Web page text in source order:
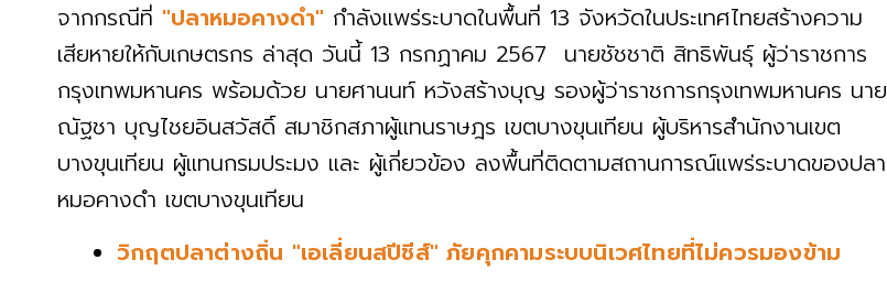
จากกรณีที่ "ปลาหมอคางดำ" กำลังแพร่ระบาดในพื้นที่ 13 จังหวัดในประเทศไทยสร้างความ
เสียหายให้กับเกษตรกร ล่าสุด วันนี้ 13 กรกฏาคม 2567 นายชัชชาติ สิทธิพันธุ์ ผู้ว่าราชการ
กรุงเทพมหานคร พร้อมด้วย นายศานนท์ หวังสร้างบุญ รองผู้ว่าราชการกรุงเทพมหานคร นาย
ณัฐชา บุญไชยอินสวัสดิ์ สมาชิกสภาผู้แทนราษฎร เขตบางขุนเทียน ผู้บริหารสำนักงานเขต
บางขุนเทียน ผู้แทนกรมประมง และ ผู้เกี่ยวข้อง ลงพื้นที่ติดตามสถานการณ์แพร่ระบาดของปลา
หมอคางดำ เขตบางขุนเทียน
วิกฤตปลาต่างถิ่น "เอเลี่ยนสปีชีส์" ภัยคุกคามระบบนิเวศไทยที่ไม่ควรมองข้าม